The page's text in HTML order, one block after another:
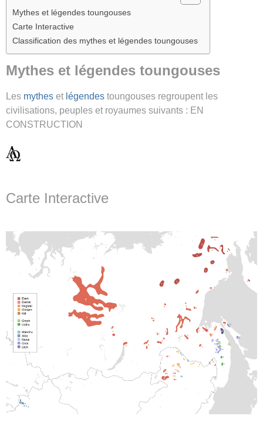
Mythes et légendes toungouses
Carte Interactive
Classification des mythes et légendes toungouses
Mythes et légendes toungouses
Les mythes et légendes toungouses regroupent les
civilisations, peuples et royaumes suivants : EN
CONSTRUCTION
Carte Interactive